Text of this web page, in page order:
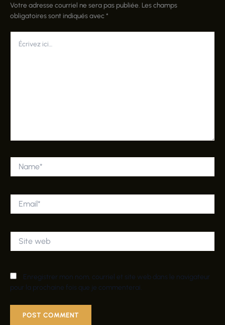
Votre adresse courriel ne sera pas publiée. Les champs
obligatoires sont indiqués avec*
ici…
web
Enregistrer mon nom, courriel et site web dans le navigateur
pour la prochaine fois que je commenterai.